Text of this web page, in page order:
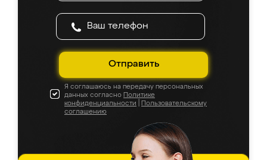
Отправить
Я соглашаюсь на передачу персональных
данных согласно Политике
конфиденциальности
Пользовательскому
соглашению